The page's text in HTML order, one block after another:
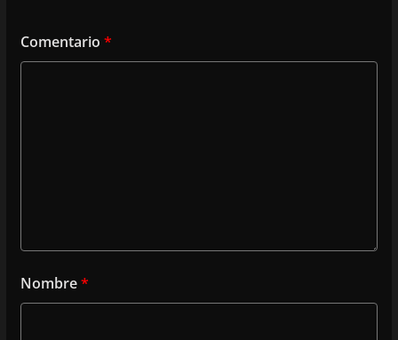
Comentario *
Nombre*